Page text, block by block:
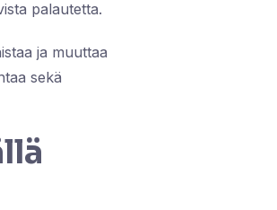
palautetta.
ja muuttaa
sekä